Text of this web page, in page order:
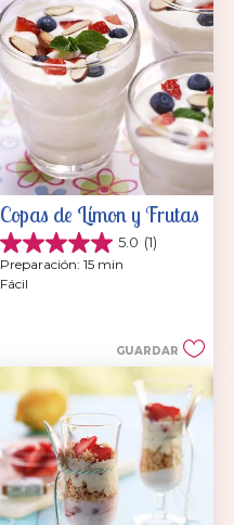
Copas de Límon y Frutas
5.0 (1)
5.0
de
5
Preparación: 15 min
Fácil
GUARDAR